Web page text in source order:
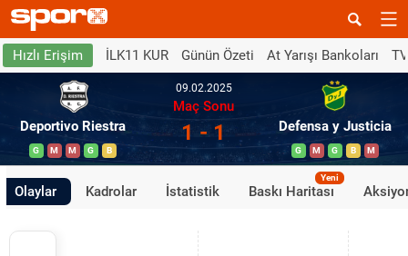
Hızlı Erişim İLK11 KUR Günün Özeti At Yarışı Bankoları
Deportivo Riestra
G M M G B
09.02.2025
Maç Sonu
1 - 1 Defensa y Justicia
G M G B M
Olaylar Kadrolar İstatistik Baskı Haritası
Yeni